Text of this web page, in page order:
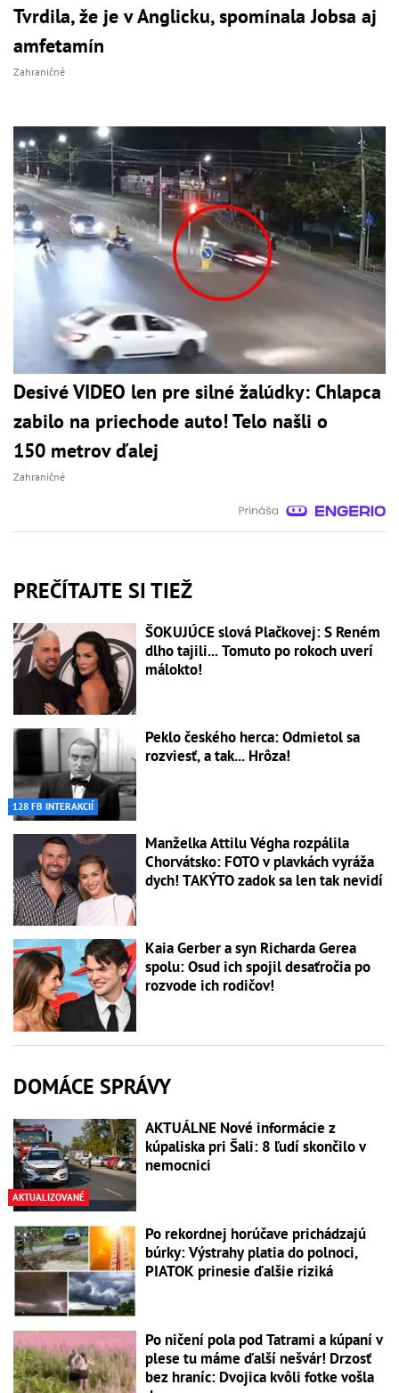
Tvrdila, že je v Anglicku, spomínala Jobsa aj
amfetamín
Zahraničné
Desivé VIDEO len pre silné žalúdky: Chlapca
zabilo na priechode auto! Telo našli o
150 metrov ďalej
Zahraničné
PREČÍTAJTE SI TIEŽ
ŠOKUJÚCE slová Plačkovej: S Reném
dlho tajili... Tomuto po rokoch uverí
málokto!
128 FB INTERAKCIÍ
Peklo českého herca: Odmietol sa
rozviesť, a tak... Hrôza!
Manželka Attilu Végha rozpálila
Chorvátsko: FOTO v plavkách vyráža
dych! TAKÝTO zadok sa len tak nevidí
Kaia Gerber a syn Richarda Gerea
spolu: Osud ich spojil desaťročia po
rozvode ich rodičov!
DOMÁCE SPRÁVY
AKTUALIZOVANÉ
AKTUÁLNE Nové informácie z
kúpaliska pri Šali: 8 ľudí skončilo v
nemocnici
Po rekordnej horúčave prichádzajú
búrky: Výstrahy platia do polnoci,
PIATOK prinesie ďalšie riziká
Po ničení pola pod Tatrami a kúpaní v
plese tu máme ďalší nešvár! Drzosť
bez hraníc: Dvojica kvôli fotke vošla